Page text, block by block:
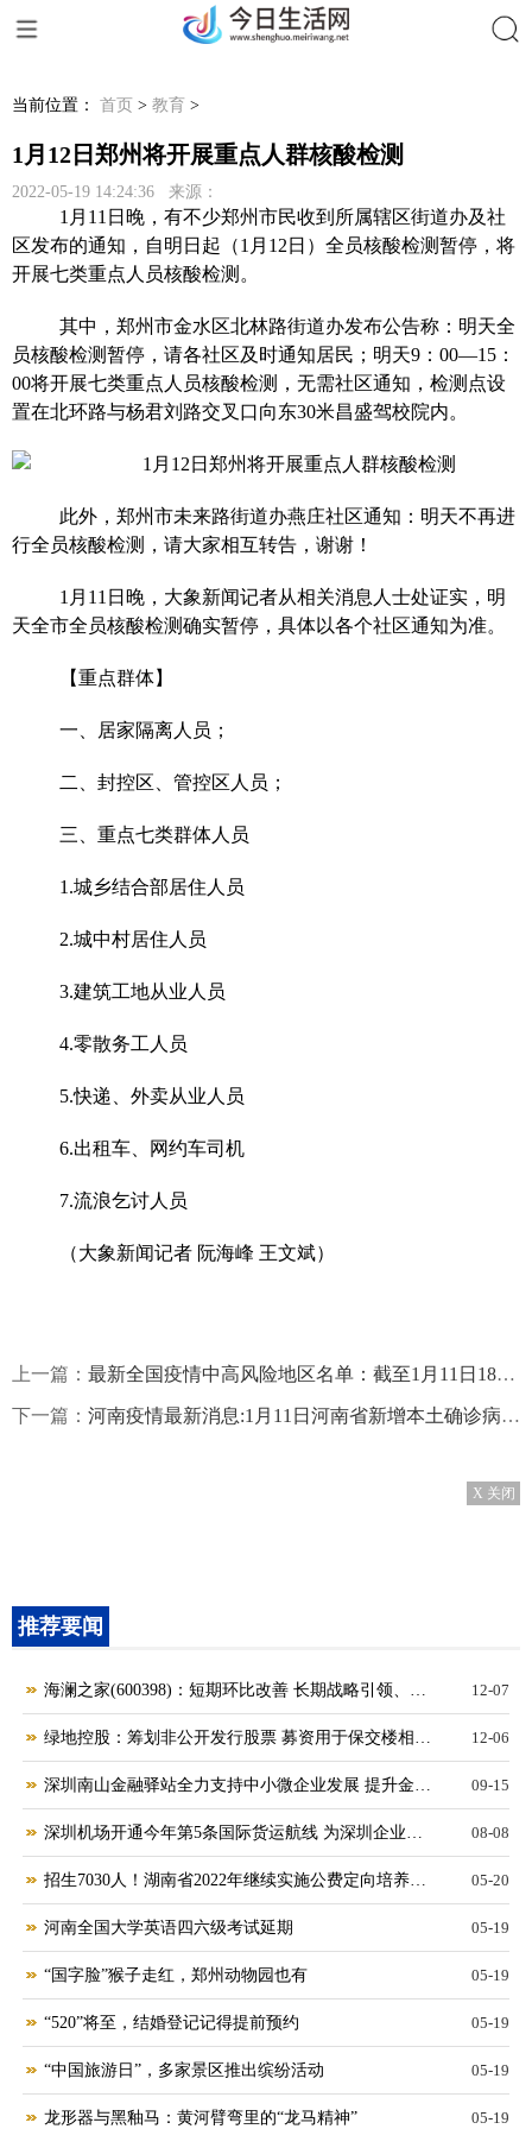
当前位置： 首页 > 教育 >
1月12日郑州将开展重点人群核酸检测
2022-05-19 14:24:36 来源：
1月11日晚，有不少郑州市民收到所属辖区街道办及社
区发布的通知，自明日起（1月12日）全员核酸检测暂停，将
开展七类重点人员核酸检测。
其中，郑州市金水区北林路街道办发布公告称：明天全
员核酸检测暂停，请各社区及时通知居民；明天9：00—15：
00将开展七类重点人员核酸检测，无需社区通知，检测点设
置在北环路与杨君刘路交叉口向东30米昌盛驾校院内。
此外，郑州市未来路街道办燕庄社区通知：明天不再进
行全员核酸检测，请大家相互转告，谢谢！
1月11日晚，大象新闻记者从相关消息人士处证实，明
天全市全员核酸检测确实暂停，具体以各个社区通知为准。
【重点群体】
一、居家隔离人员；
二、封控区、管控区人员；
三、重点七类群体人员
1.城乡结合部居住人员
2.城中村居住人员
3.建筑工地从业人员
4.零散务工人员
5.快递、外卖从业人员
6.出租车、网约车司机
7.流浪乞讨人员
（大象新闻记者 阮海峰 王文斌）
上一篇： 最新全国疫情中高风险地区名单：截至1月11日18时 增至104个
下一篇： 河南疫情最新消息:1月11日河南省新增本土确诊病例118例
X 关闭
推荐要闻
海澜之家(600398)：短期环比改善 长期战略引领、革
新向前 前沿热点
12-07
绿地控股：筹划非公开发行股票 募资用于保交楼相关
项目
12-06
深圳南山金融驿站全力支持中小微企业发展 提升金融
服务获得感
09-15
深圳机场开通今年第5条国际货运航线 为深圳企业外
贸出口提供新支撑
08-08
招生7030人！湖南省2022年继续实施公费定向培养计
划
05-20
河南全国大学英语四六级考试延期 05-19
“国字脸”猴子走红，郑州动物园也有 05-19
“520”将至，结婚登记记得提前预约 05-19
“中国旅游日”，多家景区推出缤纷活动 05-19
龙形器与黑釉马：黄河臂弯里的“龙马精神” 05-19